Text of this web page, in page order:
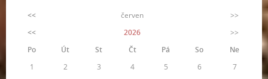
<< červen
>>
<<
2026
>>
Po
Út St Čt Pá So
Ne
1
2 3 4 5 6
7